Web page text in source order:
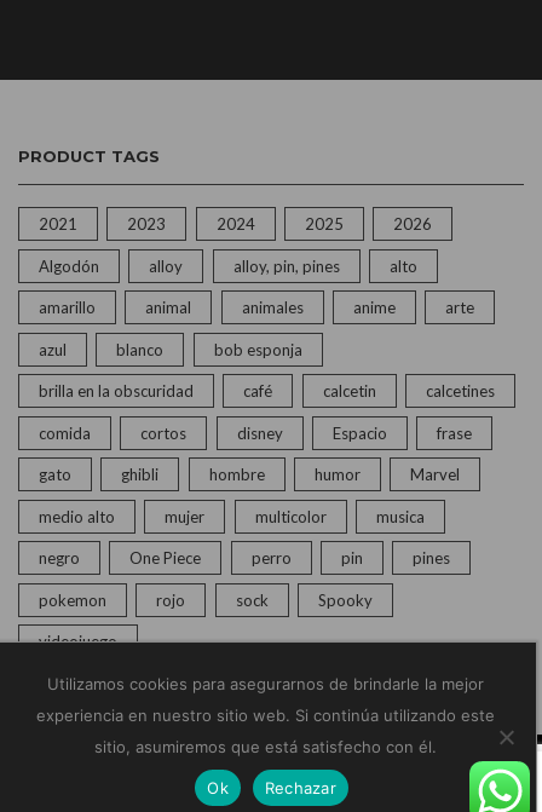
PRODUCT TAGS
2021 2023 2024 2025 2026
Algodón alloy alloy, pin, pines alto
amarillo animal animales anime arte
azul blanco bob esponja
brilla en la obscuridad café calcetin calcetines
comida cortos disney Espacio frase
gato ghibli hombre humor Marvel
medio alto mujer multicolor musica
negro One Piece perro pin pines
pokemon rojo sock Spooky
videojuego
© Copyright 2020 – 2025 | Monkey Socks | Todos los
derechos reservados | Políticas de Privacidad
Calcetines Pines Chat en vivo
Utilizamos cookies para asegurarnos de brindarle la mejor
experiencia en nuestro sitio web. Si continúa utilizando este
sitio, asumiremos que está satisfecho con él.
Ok Rechazar